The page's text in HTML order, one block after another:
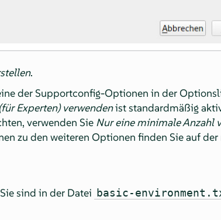
.
der Supportconfig-Optionen in der
Experten) verwendenist standardmäßig
verwenden Sie Nur eine minimale Anzahl
zu den weiteren Optionen finden Sie auf der
sind in der Datei basic-